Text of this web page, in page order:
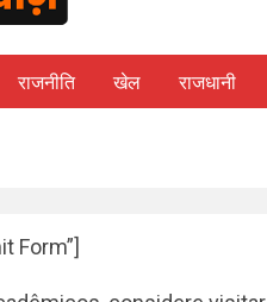
राजनीति खेल राजधानी
Form”]